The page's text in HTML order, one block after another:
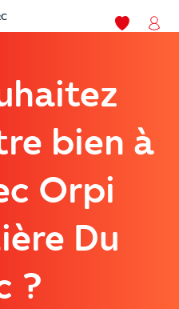
Mes
bien à
Orpi
Du
?